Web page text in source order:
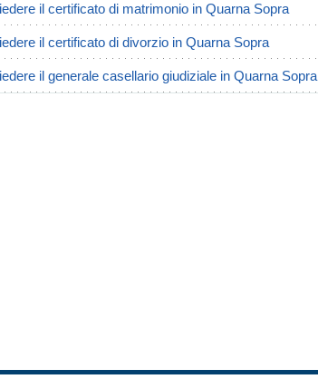
il certificato di matrimonio in Quarna Sopra
il certificato di divorzio in Quarna Sopra
il generale casellario giudiziale in Quarna Sopra